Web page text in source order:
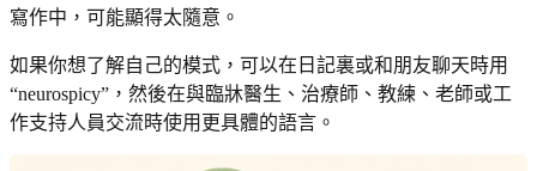
寫作中，可能顯得太隨意。
如果你想了解自己的模式，可以在日記裏或和朋友聊天時用
“neurospicy”，然後在與臨牀醫生、治療師、教練、老師或工
作支持人員交流時使用更具體的語言。